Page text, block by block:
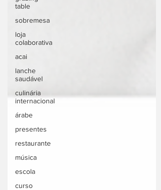
table
sobremesa
loja
colaborativa
acai
lanche
saudável
culinária
internacional
árabe
presentes
restaurante
música
escola
curso